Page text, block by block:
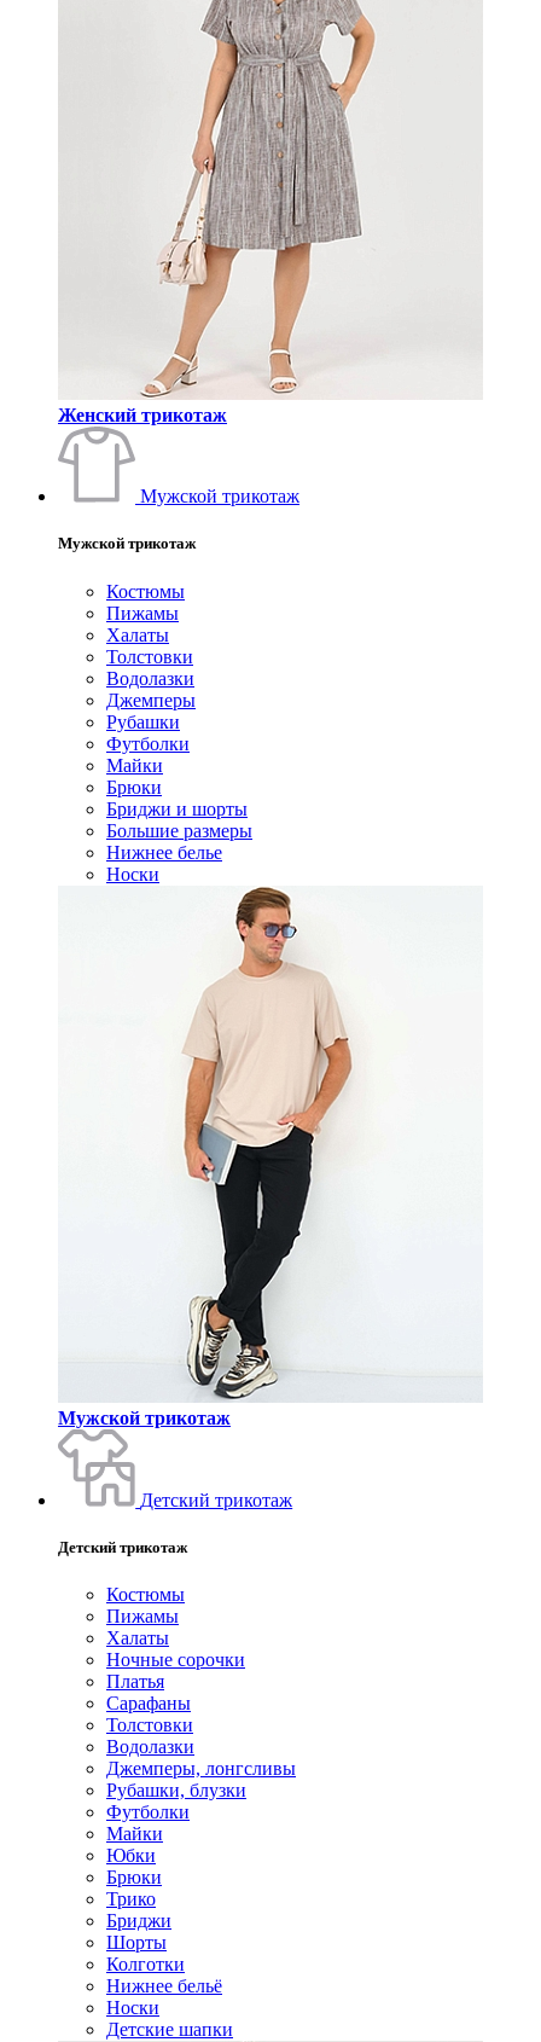
Женский трикотаж
Мужской трикотаж
Мужской трикотаж
Костюмы
Пижамы
Халаты
Толстовки
Водолазки
Джемперы
Рубашки
Футболки
Майки
Брюки
Бриджи и шорты
Большие размеры
Нижнее белье
Носки
Мужской трикотаж
Детский трикотаж
Детский трикотаж
Костюмы
Пижамы
Халаты
Ночные сорочки
Платья
Сарафаны
Толстовки
Водолазки
Джемперы, лонгсливы
Рубашки, блузки
Футболки
Майки
Юбки
Брюки
Трико
Бриджи
Шорты
Колготки
Нижнее бельё
Носки
Детские шапки